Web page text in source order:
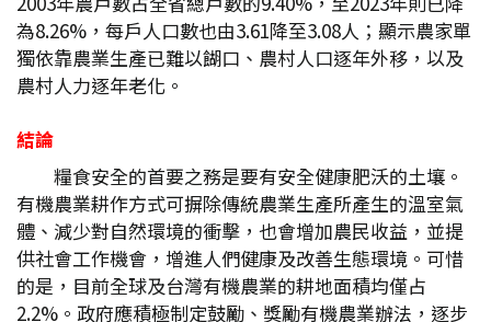
為8.26%，每戶人口數也由3.61降至3.08人；顯示農家單
獨依靠農業生產已難以餬口、農村人口逐年外移，以及
農村人力逐年老化。
結論
糧食安全的首要之務是要有安全健康肥沃的土壤。
有機農業耕作方式可摒除傳統農業生產所產生的溫室氣
體、減少對自然環境的衝擊，也會增加農民收益，並提
供社會工作機會，增進人們健康及改善生態環境。可惜
的是，目前全球及台灣有機農業的耕地面積均僅占
2.2%。政府應積極制定鼓勵、獎勵有機農業辦法，逐步